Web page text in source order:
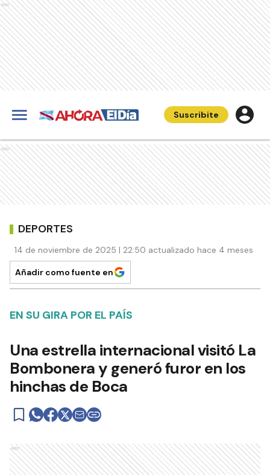
Ads
Suscribite
Ads
DEPORTES
14 de noviembre de 2025 | 22:50 actualizado hace 4 meses
Añadir como fuente en
EN SU GIRA POR EL PAÍS
Una estrella internacional visitó La
Bombonera y generó furor en los
hinchas de Boca
Ads